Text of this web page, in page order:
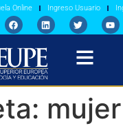
Online Ingreso Usuario
mujer